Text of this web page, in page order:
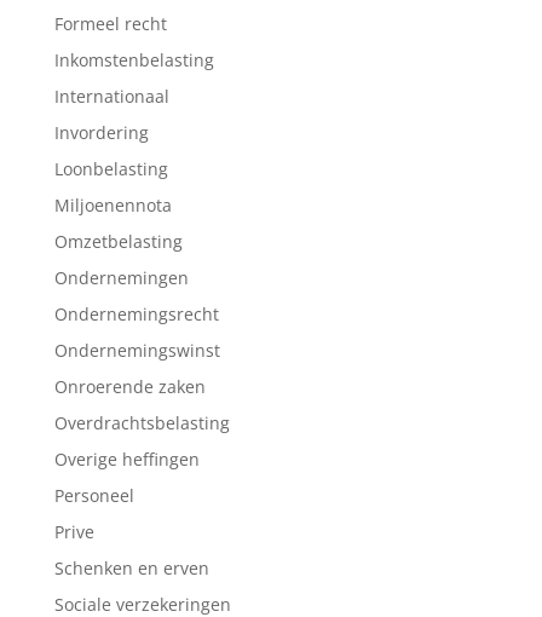
Formeel recht
Inkomstenbelasting
Internationaal
Invordering
Loonbelasting
Miljoenennota
Omzetbelasting
Ondernemingen
Ondernemingsrecht
Ondernemingswinst
Onroerende zaken
Overdrachtsbelasting
Overige heffingen
Personeel
Prive
Schenken en erven
Sociale verzekeringen